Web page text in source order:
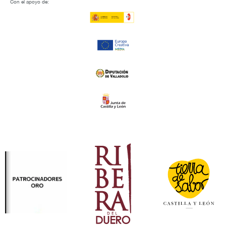
Con el apoyo de: